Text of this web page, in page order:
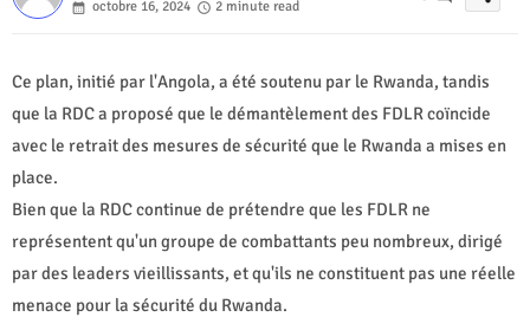
octobre 16, 2024
2 minute read
Ce plan, initié par l'Angola, a été soutenu par le Rwanda, tandis
que la RDC a proposé que le démantèlement des FDLR coïncide
avec le retrait des mesures de sécurité que le Rwanda a mises en
place.
Bien que la RDC continue de prétendre que les FDLR ne
représentent qu'un groupe de combattants peu nombreux, dirigé
par des leaders vieillissants, et qu'ils ne constituent pas une réelle
menace pour la sécurité du Rwanda.